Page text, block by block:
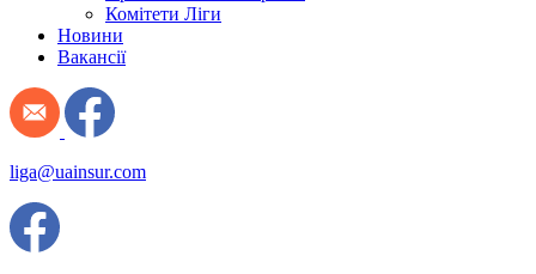
Комітети Ліги
Новини
Вакансії
liga@uainsur.com